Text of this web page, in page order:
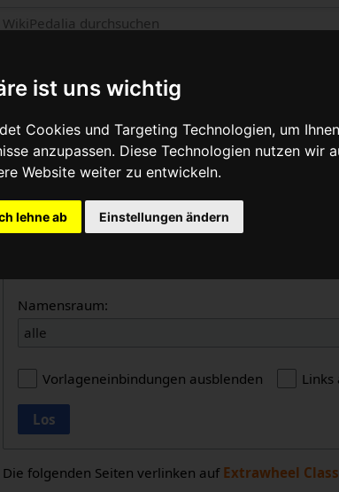
ist uns wichtig
Cookies und Targeting Technologien, um
anzupassen. Diese Technologien nutzen wir
Website weiter zu entwickeln.
lehne ab Einstellungen ändern
Seiten, die auf „Extrawheel
Seite Diskussion
←Extrawheel Classic
Links auf diese Seite
Seite:
Namensraum:
alle
Vorlageneinbindungen ausblenden Links
Los
Die folgenden Seiten verlinken auf Extrawheel